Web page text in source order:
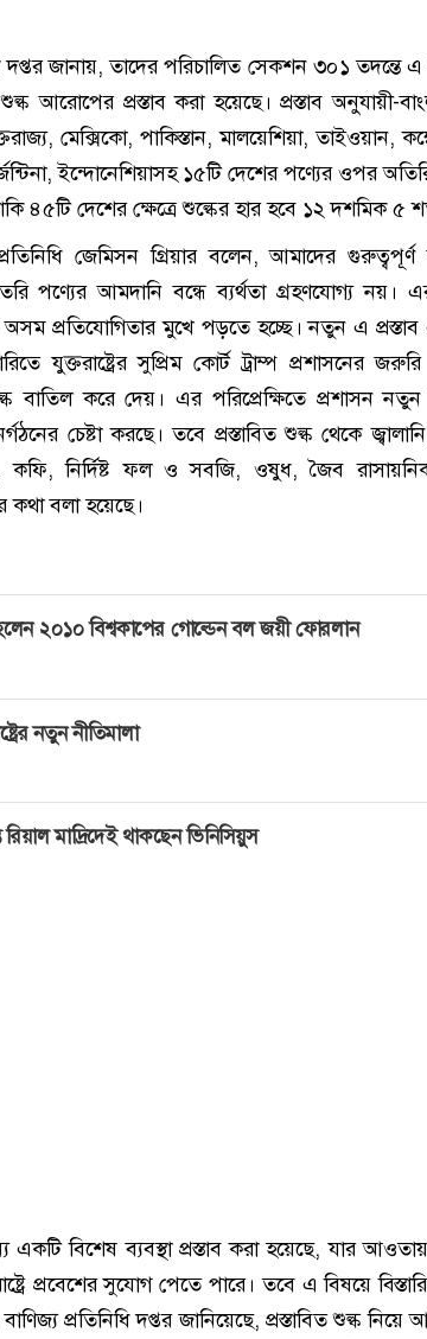
দপ্তর জানায়, তাদের পরিচালিত সেকশন ৩০১ তদন্তে
আরোপের প্রস্তাব করা হয়েছে। প্রস্তাব অনুযায়ী-
মেক্সিকো, পাকিস্তান, মালয়েশিয়া, তাইওয়ান,
ইন্দোনেশিয়াসহ ১৫টি দেশের পণ্যের ওপর
৪৫টি দেশের ক্ষেত্রে শুল্কের হার হবে ১২ দশমিক ৫
জেমিসন গ্রিয়ার বলেন, আমাদের গুরুত্বপূর্ণ
পণ্যের আমদানি বন্ধে ব্যর্থতা গ্রহণযোগ্য নয়।
অসম প্রতিযোগিতার মুখে পড়তে হচ্ছে। নতুন এ
যুক্তরাষ্ট্রের সুপ্রিম কোর্ট ট্রাম্প প্রশাসনের
করে দেয়। এর পরিপ্রেক্ষিতে প্রশাসন
চেষ্টা করছে। তবে প্রস্তাবিত শুল্ক থেকে
নির্দিষ্ট ফল ও সবজি, ওষুধ, জৈব
কথা বলা হয়েছে।
২০১০ বিশ্বকাপের গোল্ডেন বল জয়ী ফোরলান
নতুন নীতিমালা
মাদ্রিদেই থাকছেন ভিনিসিয়ুস
বিশেষ ব্যবস্থা প্রস্তাব করা হয়েছে, যার আওতায়
প্রবেশের সুযোগ পেতে পারে। তবে এ বিষয়ে
প্রতিনিধি দপ্তর জানিয়েছে, প্রস্তাবিত শুল্ক নিয়ে